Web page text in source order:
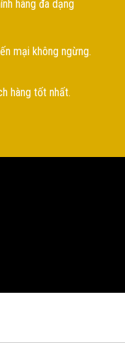
hãng đa dạng
mại không ngừng.
hàng tốt nhất.